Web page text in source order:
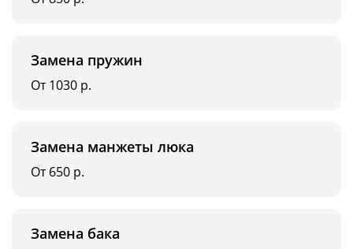
Замена пружин
От 1030 р.
Замена манжеты люка
От 650 р.
Замена бака